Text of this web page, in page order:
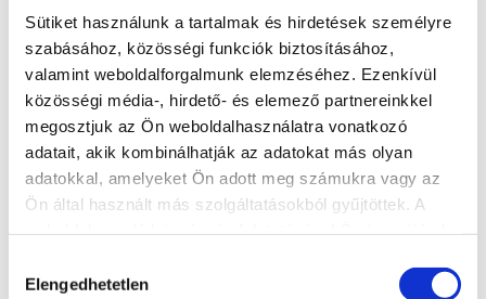
Sütiket használunk a tartalmak és hirdetések személyre
szabásához, közösségi funkciók biztosításához,
valamint weboldalforgalmunk elemzéséhez. Ezenkívül
közösségi média-, hirdető- és elemező partnereinkkel
megosztjuk az Ön weboldalhasználatra vonatkozó
adatait, akik kombinálhatják az adatokat más olyan
adatokkal, amelyeket Ön adott meg számukra vagy az
Ön által használt más szolgáltatásokból gyűjtöttek. A
kiválasztása
Elengedhetetlen
Telefonszám: + 36 30 356 4338
E-mail:szallas@accomo.hu;szallas.accomo@gmail.com
Ingyenes parkoló
Állatbarát
Elérhetőség
+36 30 356 43 38
8600 Siófok, Karinthy Frigyes utca. 2.